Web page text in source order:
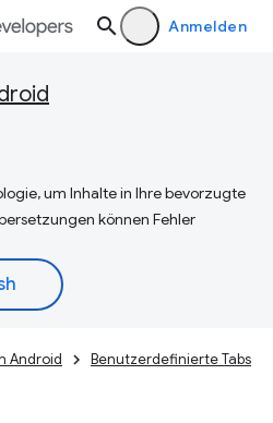
Anmelden
um Inhalte in Ihre bevorzugte
können Fehler
Android Benutzerdefinierte Tabs